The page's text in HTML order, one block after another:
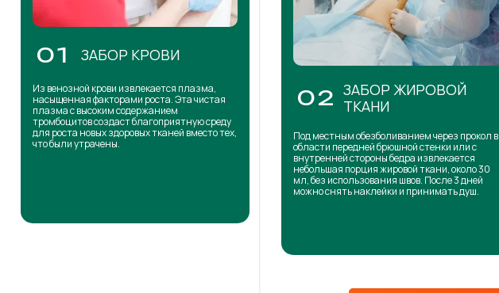
01 ЗАБОР КРОВИ
Из венозной крови извлекается плазма,
насыщенная факторами роста. Эта чистая
плазма с высоким содержанием
тромбоцитов создаст благоприятную среду
для роста новых здоровых тканей вместо тех,
что были утрачены.
02 ЗАБОР ЖИРОВОЙ
ТКАНИ
Под местным обезболиванием через прокол в
области передней брюшной стенки или с
внутренней стороны бедра извлекается
небольшая порция жировой ткани, около 30
мл, без использования швов. После 3 дней
можно снять наклейки и принимать душ.